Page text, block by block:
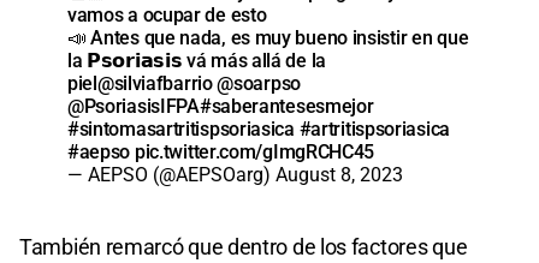
vamos a ocupar de esto
📣 Antes que nada, es muy bueno insistir en que
la 𝗣𝘀𝗼𝗿𝗶𝗮𝘀𝗶𝘀 vá más allá de la
piel@silviafbarrio@soarpso
@PsoriasisIFPA#saberantesesmejor
#sintomasartritispsoriasica #artritispsoriasica
#aepso pic.twitter.com/gImgRCHC45
— AEPSO (@AEPSOarg) August 8, 2023
También remarcó que dentro de los factores que